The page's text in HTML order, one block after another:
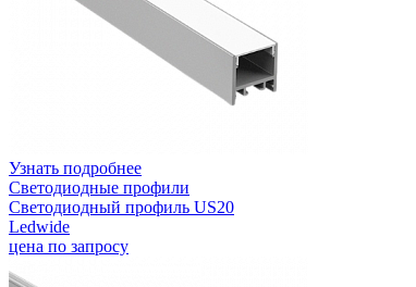
Узнать подробнее
Светодиодные профили
Светодиодный профиль US20
Ledwide
цена по запросу